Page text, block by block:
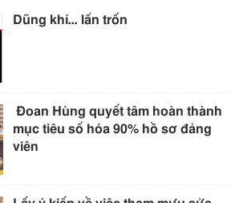
Dũng khí… lẩn trốn
Đoan Hùng quyết tâm hoàn thành
mục tiêu số hóa 90% hồ sơ đảng
viên